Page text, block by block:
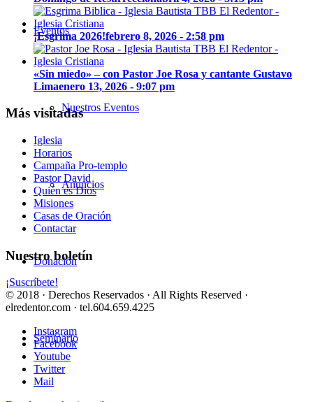
Eventos
Nuestros Eventos
Anuncios
Donación
Seminario
¡Esgrima 2026!febrero 8, 2026 - 2:58 pm
«Sin miedo» – con Pastor Joe Rosa y cantante Gustavo
Limaenero 13, 2026 - 9:07 pm
Más visitadas
Iglesia
Horarios
Campaña Pro-templo
Pastor David
Quién es Dios
Misiones
Casas de Oración
Contactar
Nuestro boletín
¡Suscríbete!
© 2018 · Derechos Reservados · All Rights Reserved ·
elredentor.com · tel.604.659.4225
Instagram
Facebook
Youtube
Twitter
Mail